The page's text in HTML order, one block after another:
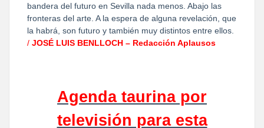
bandera del futuro en Sevilla nada menos. Abajo las
fronteras del arte. A la espera de alguna revelación, que
la habrá, son futuro y también muy distintos entre ellos.
/ JOSÉ LUIS BENLLOCH – Redacción Aplausos
Agenda taurina por
televisión para esta